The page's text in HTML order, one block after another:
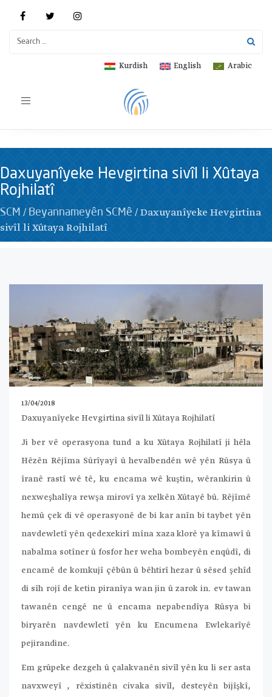
Arabic
English
Kurdish
Toggle
Daxuyanîyeke Hevgirtina sivîl li Xûtaya
Rojhilatî
SCM / Beyannameyên SCMê /Daxuyanîyeke Hevgirtina
sivîl li Xûtaya Rojhilatî
13/04/2018
Daxuyanîyeke Hevgirtina sivîl li Xûtaya Rojhilatî
Ji ber vê operasyona tund a ku Xûtaya Rojhilatî ji hêla
Hêzên Rêjîma Sûrîyayî û hevalbendên wê yên Rûsya û
îranê rastî wê tê, ku encama wê kuştin, wêrankirin û
nexweşhalîya rewşa mirovî ya xelkên Xûtayê bû. Rêjîmê
hemû çek di vê operasyonê de bi kar anîn bi taybet yên
navdewletî yên qedexekirî mîna xaza klorê ya kîmawî û
nabalma sotîner û fosfor her weha bombeyên enqûdî, di
encamê de komkujî çêbûn û bêhtirî hezar û sêsed şehîd
di sîh rojî de ketin piranîya wan jin û zarok in. ev tawan
tawanên cengê ne û encama nepabendîya Rûsya bi
biryarên navdewletî yên ku Encumena Ewlekarîyê
pejirandine.
Em grûpeke dezgeh û çalakvanên sivîl yên ku li ser asta
navxweyî , rêxistinên civaka sivîl, desteyên bijîşkî,